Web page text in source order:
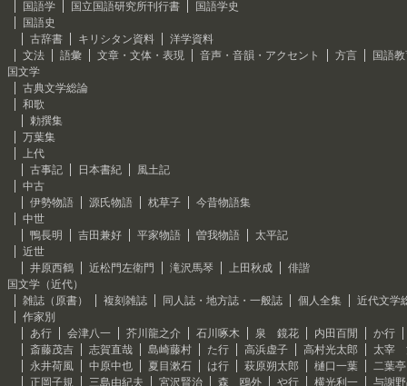
国語学 国立国語研究所刊行書
国語学史
国語史
古辞書
キリシタン資料
洋学資料
文法
語彙 文章・文体・表現 音声・音韻・アクセント 方言
国語
国文学
古典文学総論
和歌
勅撰集
万葉集
上代
古事記
日本書紀
風土記
中古
伊勢物語
源氏物語 枕草子
今昔物語集
中世
鴨長明
吉田兼好 平家物語 曽我物語
太平記
近世
井原西鶴
近松門左衛門 滝沢馬琴 上田秋成
俳諧
国文学（近代）
雑誌（原書）
複刻雑誌 同人誌・地方誌・一般誌 個人全集
近代文学
作家別
あ行
会津八一 芥川龍之介 石川啄木 泉 鏡花 内田百閒
か行
斎藤茂吉
志賀直哉 島崎藤村 た行 高浜虚子 高村光太郎
太宰
永井荷風
中原中也 夏目漱石 は行 萩原朔太郎 樋口一葉
二葉
正岡子規
三島由紀夫 宮沢賢治 森 鴎外 や行 横光利一
与謝